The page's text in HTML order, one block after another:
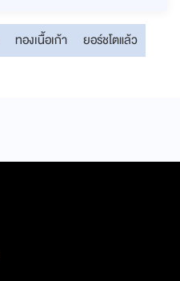
ทองเนื้อเก้า ยอร์ชโตแล้ว